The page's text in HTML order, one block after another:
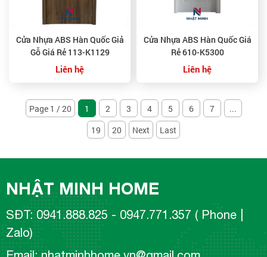
Cửa Nhựa ABS Hàn Quốc Giả
Gỗ Giá Rẻ 113-K1129
Liên hệ
Cửa Nhựa ABS Hàn Quốc Giá
Rẻ 610-K5300
Liên hệ
Page 1 / 20 1 2 3 4 5 6 7
...
19
20 Next Last
NHẬT MINH HOME
SĐT: 0941.888.825 - 0947.771.357 ( Phone |
Zalo)